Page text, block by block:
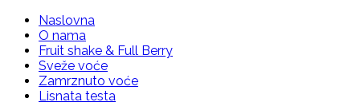
Naslovna
O nama
Fruit shake & Full Berry
Sveže voće
Zamrznuto voće
Lisnata testa